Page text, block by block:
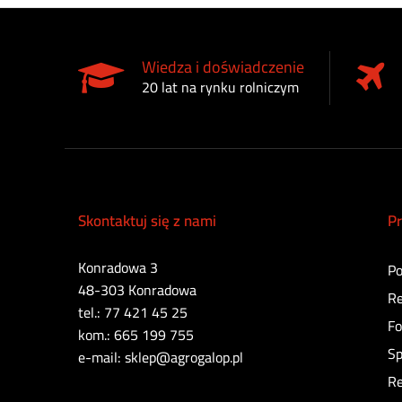
Geringhoff
Gregoire Besson
Hardi
Horsch
iSofa
JCB
John Deere
KAJO
Kuhn
Kuhn Rauch
Wiedza i doświadczenie
20 lat na rynku rolniczym
Skontaktuj się z nami
Konradowa 3
48-303 Konradowa
tel.: 77 421 45 25
kom.: 665 199 755
e-mail: sklep@agrogalop.pl